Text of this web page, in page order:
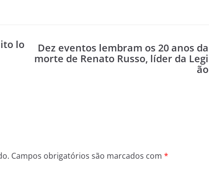
lo
Dez eventos lembram os 20 anos da
morte de Renato Russo, líder da Legi
ão
Campos obrigatórios são marcados com *